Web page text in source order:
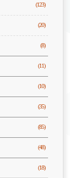
(123)
(20)
(8)
(11)
(10)
(35)
(85)
(48)
(18)